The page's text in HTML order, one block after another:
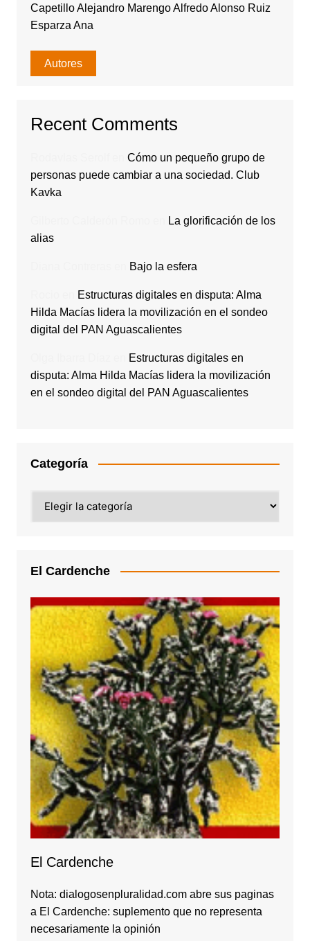
Capetillo Alejandro Marengo Alfredo Alonso Ruiz
Esparza Ana
Autores
Recent Comments
Cómo un pequeño grupo de
personas puede cambiar a una sociedad. Club
Kavka
La glorificación de los
alias
Bajo la esfera
Estructuras digitales en disputa: Alma
Hilda Macías lidera la movilización en el sondeo
digital del PAN Aguascalientes
Estructuras digitales en
disputa: Alma Hilda Macías lidera la movilización
en el sondeo digital del PAN Aguascalientes
Categoría
El Cardenche
El Cardenche
Nota: dialogosenpluralidad.com abre sus paginas
a El Cardenche: suplemento que no representa
necesariamente la opinión